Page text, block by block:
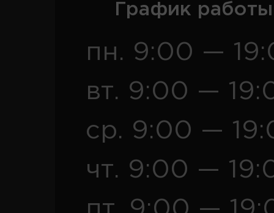
График
пн. 9:00 —
вт. 9:00 —
ср. 9:00 —
чт. 9:00 —